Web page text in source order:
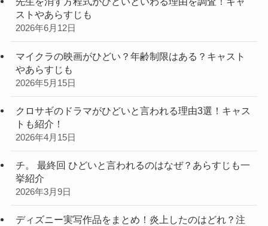
ストやあらすじも
2026年6月12日
マイクラの映画がひどい？年齢制限はある？キャスト
やあらすじも
2026年5月15日
クロサギのドラマがひどいと言われる理由3選！キャス
トも紹介！
2026年4月15日
チ。 最終回 ひどいと言われるのはなぜ？あらすじも一
挙紹介
2026年3月9日
ディズニー実写作品をまとめ！炎上したのはどれ？注